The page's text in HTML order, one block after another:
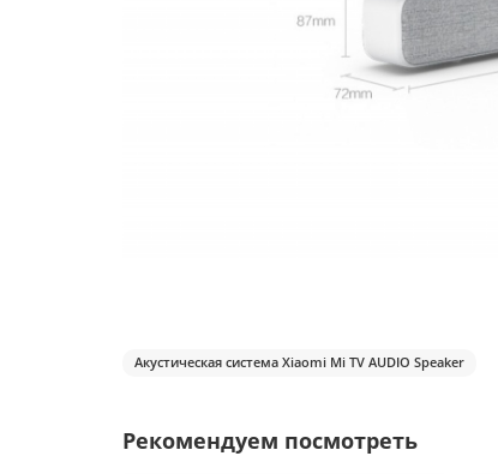
Акустическая система Xiaomi Mi TV AUDIO Speaker
Рекомендуем посмотреть